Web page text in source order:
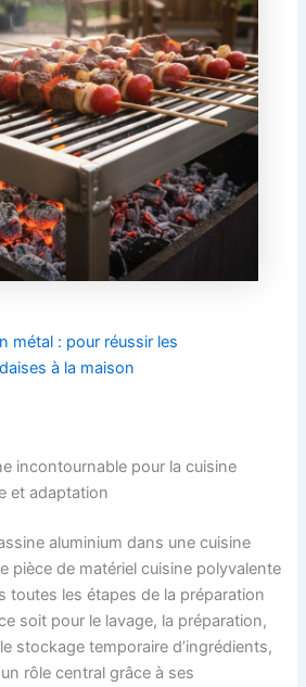
métal : pour réussir les
à la maison
incontournable pour la cuisine
et adaptation
aluminium dans une cuisine
pièce de matériel cuisine polyvalente
toutes les étapes de la préparation
soit pour le lavage, la préparation,
stockage temporaire d’ingrédients,
rôle central grâce à ses